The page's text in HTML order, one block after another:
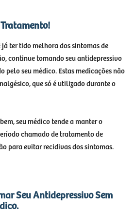
já ter tido melhora dos sintomas de
continue tomando seu antidepressivo
pelo seu médico. Estas medicações não
que só é utilizado durante o
seu médico tende a manter o
chamado de tratamento de
para evitar recidivas dos sintomas.
Seu Antidepressivo Sem